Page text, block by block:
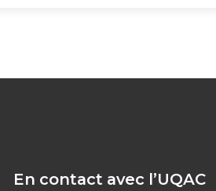
En contact avec l’UQAC